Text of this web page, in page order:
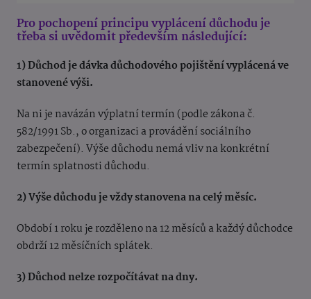
Pro pochopení principu vyplácení důchodu je
třeba si uvědomit především následující:
1) Důchod je dávka důchodového pojištění vyplácená ve
stanovené výši.
Na ni je navázán výplatní termín (podle zákona č.
582/1991 Sb., o organizaci a provádění sociálního
zabezpečení). Výše důchodu nemá vliv na konkrétní
termín splatnosti důchodu.
2) Výše důchodu je vždy stanovena na celý měsíc.
Období 1 roku je rozděleno na 12 měsíců a každý důchodce
obdrží 12 měsíčních splátek.
3) Důchod nelze rozpočítávat na dny.